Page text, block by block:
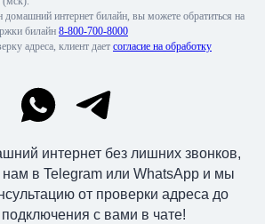
интернет билайн, вы можете обратиться на
билайн 8-800-700-8000
адреса, клиент дает согласие на обработку
интернет без лишних звонков,
в Telegram или WhatsApp и мы
от проверки адреса до
с вами в чате!